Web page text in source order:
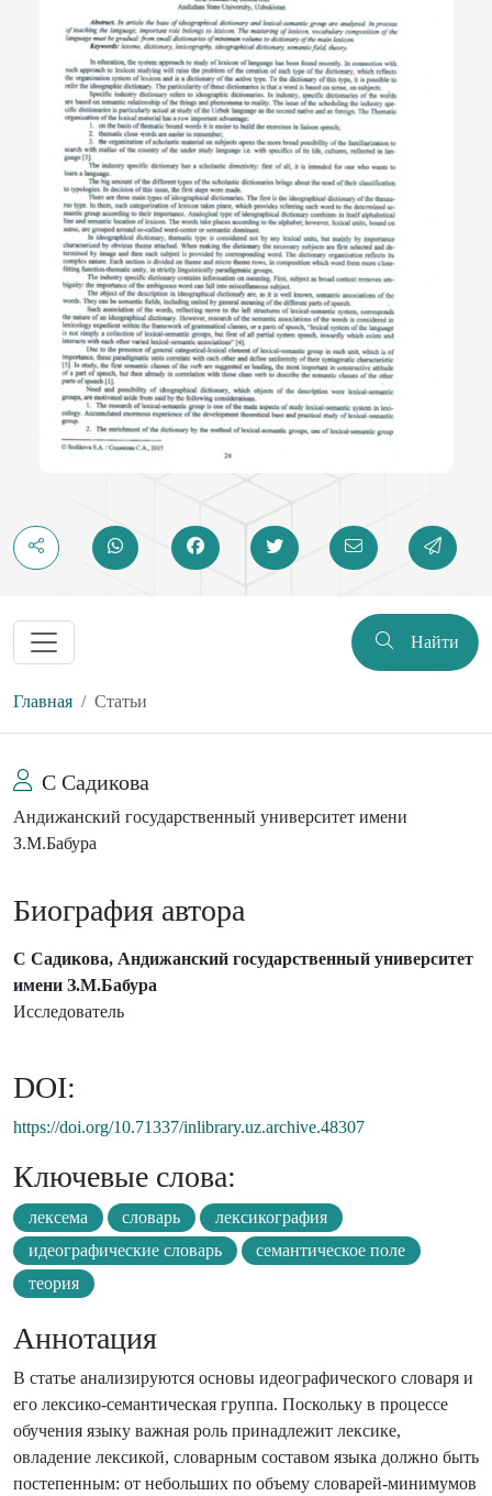
Найти
Главная Статьи
С Садикова
Андижанский государственный университет имени
З.М.Бабура
Биография автора
С Садикова, Андижанский государственный университет
имени З.М.Бабура
Исследователь
DOI:
https://doi.org/10.71337/inlibrary.uz.archive.48307
Ключевые слова:
лексема словарь
лексикография
идеографические словарь
семантическое поле
теория
Аннотация
В статье анализируются основы идеографического словаря и
его лексико-семантическая группа. Поскольку в процессе
обучения языку важная роль принадлежит лексике,
овладение лексикой, словарным составом языка должно быть
постепенным: от небольших по объему словарей-минимумов